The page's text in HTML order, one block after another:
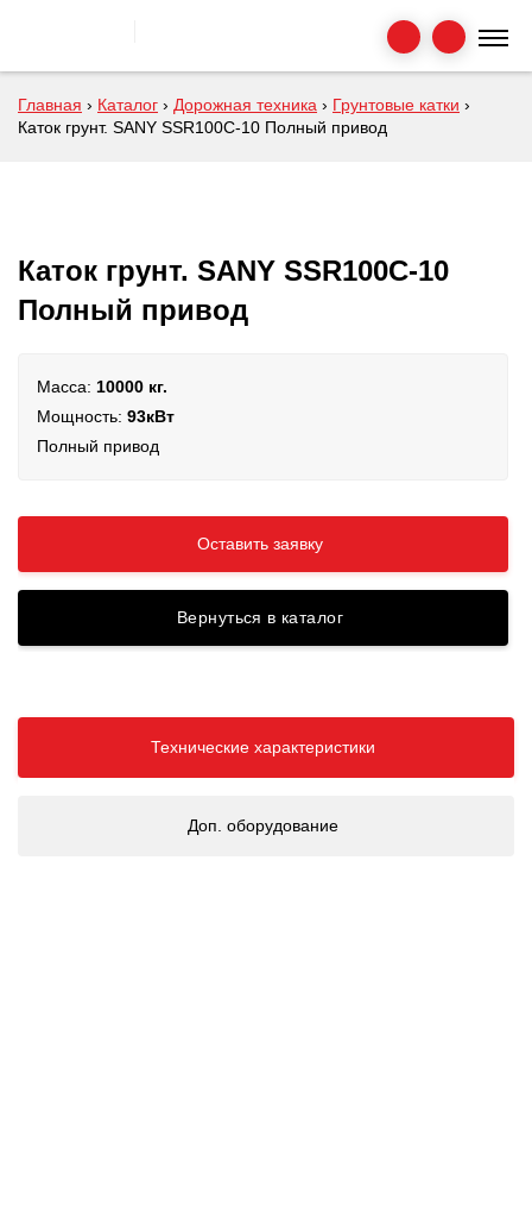
Главная › Каталог › Дорожная техника › Грунтовые катки ›
Каток грунт. SANY SSR100C-10 Полный привод
Каток грунт. SANY SSR100C-10
Полный привод
Масса: 10000 кг.
Мощность: 93кВт
Полный привод
Оставить заявку
Вернуться в каталог
Технические характеристики
Доп. оборудование